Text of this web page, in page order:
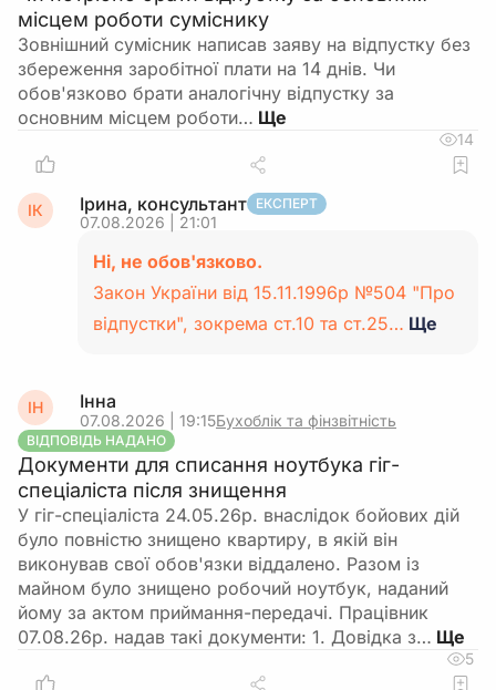
місцем роботи суміснику
Зовнішний сумісник написав заяву на відпустку без
збереження заробітної плати на 14 днів. Чи
обов'язково брати аналогічну відпустку за
основним місцем роботи…
14
ІК Ірина, консультант ЕКСПЕРТ
07.08.2026 | 21:01
Ні, не обов'язково.
Закон України від 15.11.1996р №504 "Про
відпустки", зокрема ст.10 та ст.25… Ще
ІН Інна
07.08.2026 | 19:15Бухоблік та фінзвітність
ВІДПОВІДЬ НАДАНО
Документи для списання ноутбука гіг-
спеціаліста після знищення
У гіг-спеціаліста 24.05.26р. внаслідок бойових дій
було повністю знищено квартиру, в якій він
виконував свої обов'язки віддалено. Разом із
майном було знищено робочий ноутбук, наданий
йому за актом приймання-передачі. Працівник
07.08.26р. надав такі документи: 1. Довідка з…
5